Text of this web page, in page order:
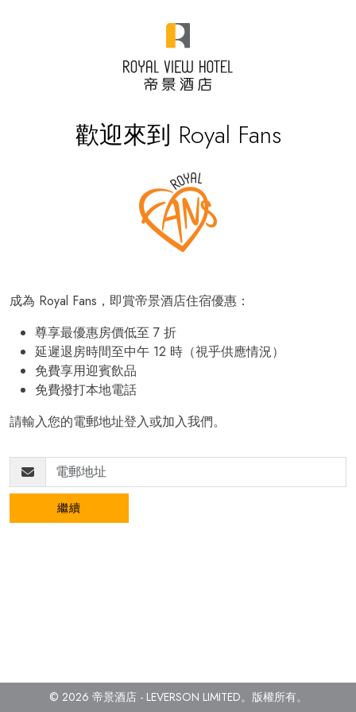
歡迎來到 Royal Fans
成為 Royal Fans，即賞帝景酒店住宿優惠：
尊享最優惠房價低至 7 折
延遲退房時間至中午 12 時（視乎供應情況）
免費享用迎賓飲品
免費撥打本地電話
請輸入您的電郵地址登入或加入我們。
繼續
© 2026 帝景酒店 - LEVERSON LIMITED。 版權所有。